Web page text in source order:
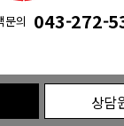
문의 043-272-
상담